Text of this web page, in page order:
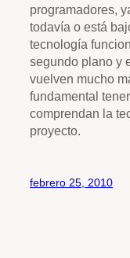
programadores,
todavía o está
tecnología
segundo plano y
vuelven mucho
fundamental
comprendan la
proyecto.
febrero 25, 2010